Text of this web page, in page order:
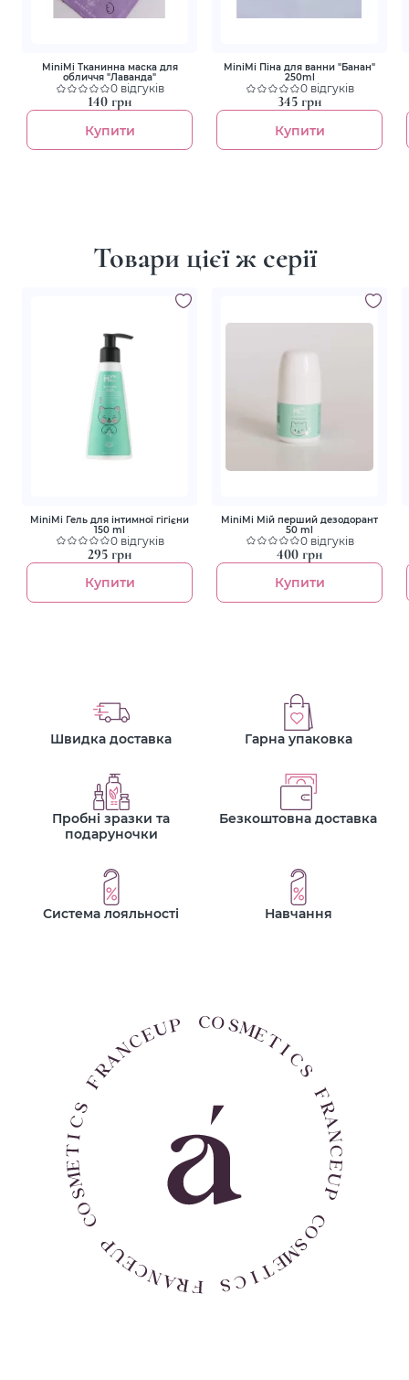
MiniMi Тканинна маска для
обличчя "Лаванда"
0 відгуків
140 грн
Купити
MiniMi Піна для ванни "Банан"
250ml
0 відгуків
345 грн
Купити
Товари цієї ж серії
MiniMi Гель для інтимної гігієни
150 ml
0 відгуків
295 грн
Купити
MiniMi Мій перший дезодорант
50 ml
0 відгуків
400 грн
Купити
Швидка доставка Гарна упаковка
Пробні зразки та
подаруночки
Безкоштовна доставка
Система лояльності Навчання